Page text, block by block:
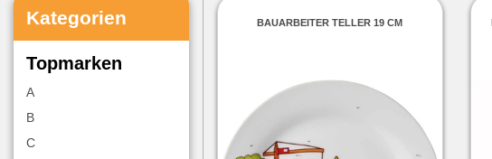
Kategorien
Topmarken
A
B
C
BAUARBEITER TELLER 19 CM